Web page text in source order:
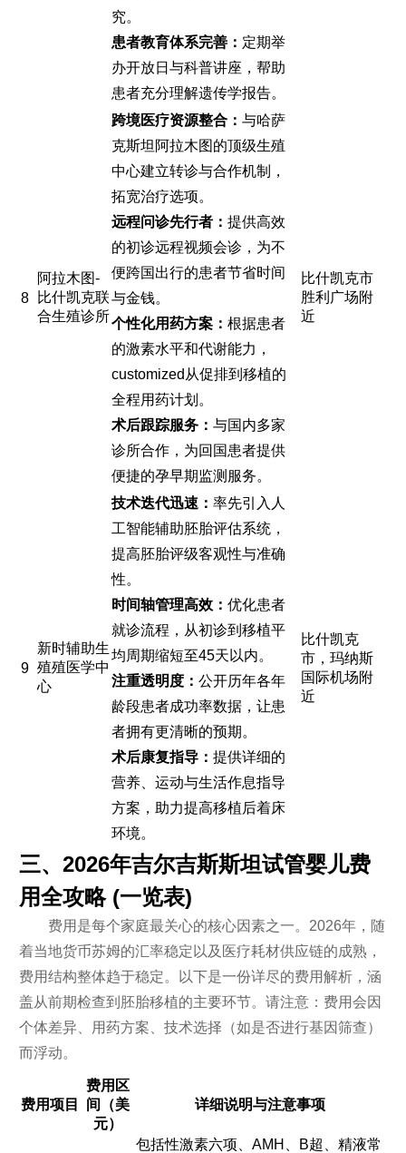
究。
患者教育体系完善： 定期举
办开放日与科普讲座，帮助
患者充分理解遗传学报告。
8
阿拉木图-
比什凯克联
合生殖诊所
跨境医疗资源整合： 与哈萨
克斯坦阿拉木图的顶级生殖
中心建立转诊与合作机制，
拓宽治疗选项。
远程问诊先行者： 提供高效
的初诊远程视频会诊，为不
便跨国出行的患者节省时间
与金钱。
个性化用药方案： 根据患者
的激素水平和代谢能力，
customized从促排到移植的
全程用药计划。
术后跟踪服务： 与国内多家
诊所合作，为回国患者提供
便捷的孕早期监测服务。
比什凯克市
胜利广场附
近
9
新时辅助生
殖殖医学中
心
技术迭代迅速： 率先引入人
工智能辅助胚胎评估系统，
提高胚胎评级客观性与准确
性。
时间轴管理高效： 优化患者
就诊流程，从初诊到移植平
均周期缩短至45天以内。
注重透明度： 公开历年各年
龄段患者成功率数据，让患
者拥有更清晰的预期。
术后康复指导： 提供详细的
营养、运动与生活作息指导
方案，助力提高移植后着床
环境。
比什凯克
市，玛纳斯
国际机场附
近
三、2026年吉尔吉斯斯坦试管婴儿费
用全攻略 (一览表)
费用是每个家庭最关心的核心因素之一。2026年，随
着当地货币苏姆的汇率稳定以及医疗耗材供应链的成熟，
费用结构整体趋于稳定。以下是一份详尽的费用解析，涵
盖从前期检查到胚胎移植的主要环节。请注意：费用会因
个体差异、用药方案、技术选择（如是否进行基因筛查）
而浮动。
费用项目
费用区
间（美
元）
详细说明与注意事项
包括性激素六项、AMH、B超、精液常